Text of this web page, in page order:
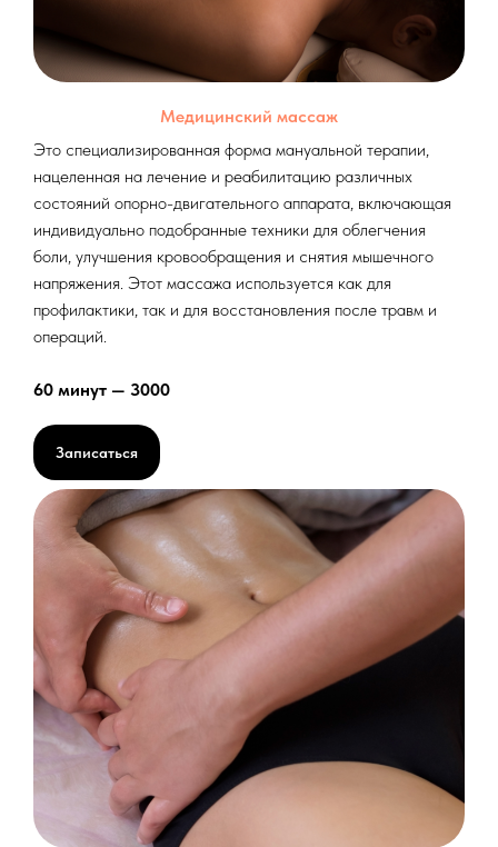
Медицинский массаж
Это специализированная форма мануальной терапии,
нацеленная на лечение и реабилитацию различных
состояний опорно-двигательного аппарата, включающая
индивидуально подобранные техники для облегчения
боли, улучшения кровообращения и снятия мышечного
напряжения. Этот массажа используется как для
профилактики, так и для восстановления после травм и
операций.
60 минут — 3000
Записаться